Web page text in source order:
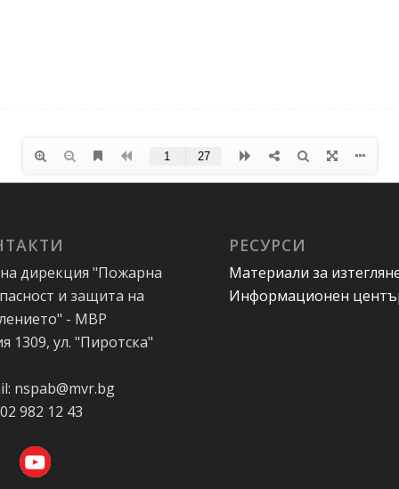
дирекция "Пожарна
и защита на
- МВР
1309, ул. "Пиротска"
nspab@mvr.bg
982 12 43
РЕСУРСИ
Материали за
Информационен